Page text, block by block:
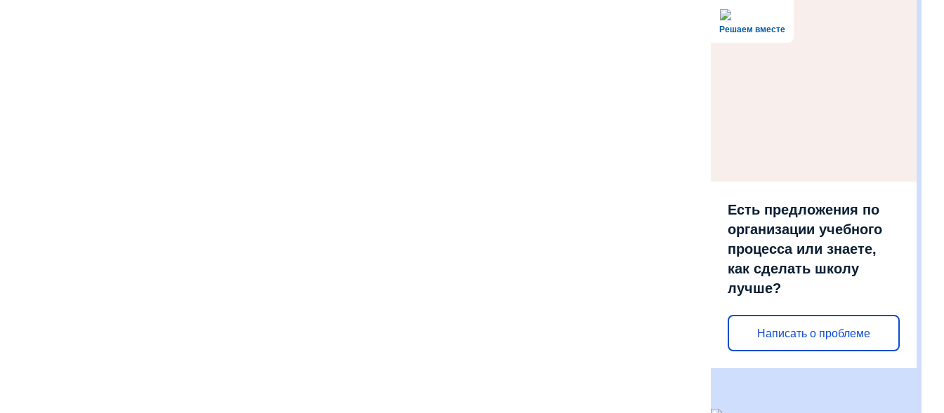
Решаем вместе
Есть предложения по
организации учебного
процесса или знаете,
как сделать школу
лучше?
Написать о проблеме